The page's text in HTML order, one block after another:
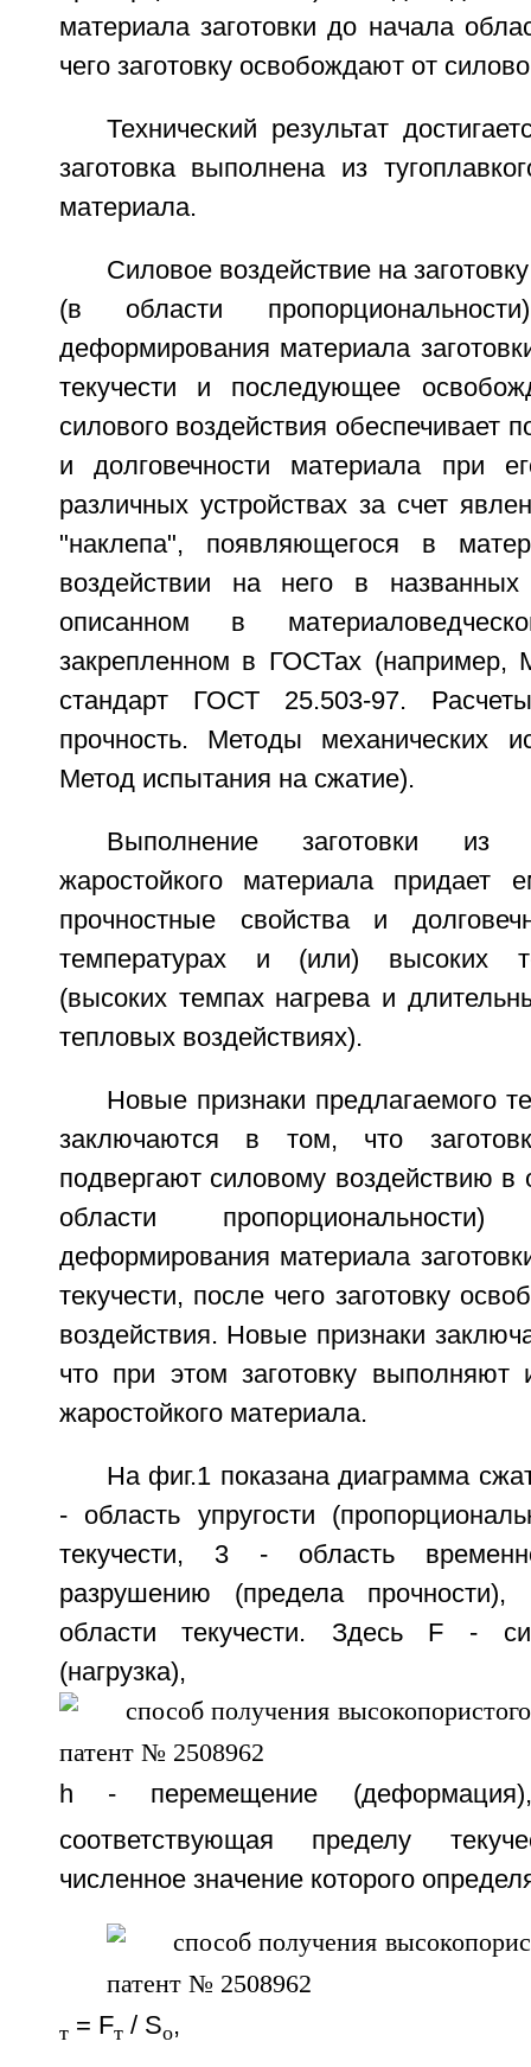
материала заготовки до начала
чего заготовку освобождают от
Технический результат
заготовка выполнена из
материала.
Силовое воздействие на
(в области
деформирования материала
текучести и последующее
силового воздействия обеспечивает
и долговечности материала при
различных устройствах за счет
"наклепа", появляющегося в
воздействии на него в
описанном в
закрепленном в ГОСТах (например,
стандарт ГОСТ 25.503-97.
прочность. Методы механических
Метод испытания на сжатие).
Выполнение заготовки из
жаростойкого материала придает
прочностные свойства и
температурах и (или) высоких
(высоких темпах нагрева и
тепловых воздействиях).
Новые признаки предлагаемого
заключаются в том, что
подвергают силовому воздействию в
области
деформирования материала
текучести, после чего заготовку
воздействия. Новые признаки
что при этом заготовку выполняют
жаростойкого материала.
На фиг.1 показана диаграмма
- область упругости
текучести, 3 - область
разрушению (предела
области текучести. Здесь F -
(нагрузка),
h - перемещение
соответствующая пределу
численное значение которого
т= Fт/ Sо,